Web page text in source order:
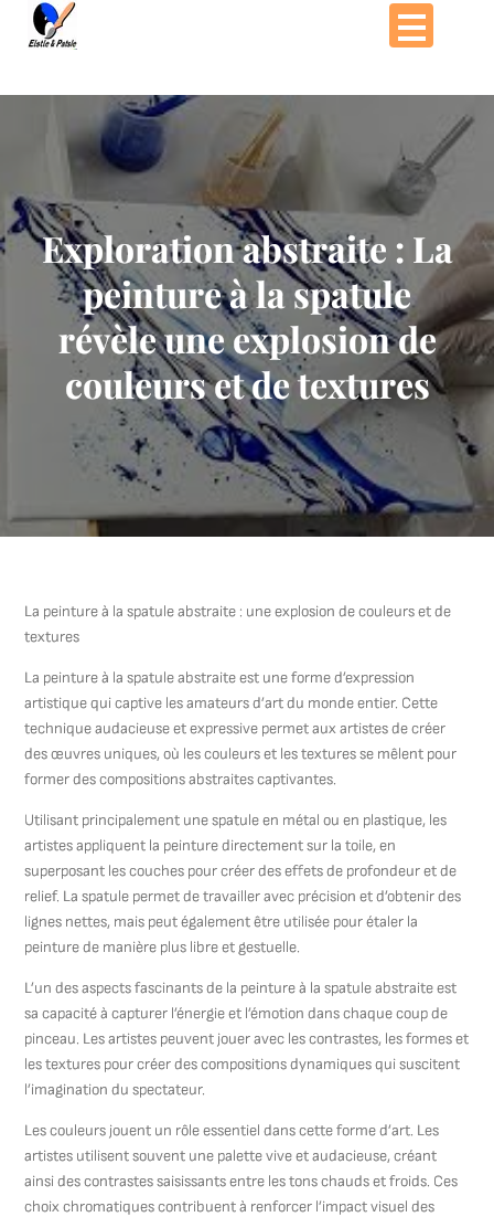
Passer
Exploration abstraite : La
peinture à la spatule
révèle une explosion de
couleurs et de textures
La peinture à la spatule abstraite : une explosion de couleurs et de
textures
La peinture à la spatule abstraite est une forme d’expression
artistique qui captive les amateurs d’art du monde entier. Cette
technique audacieuse et expressive permet aux artistes de créer
des œuvres uniques, où les couleurs et les textures se mêlent pour
former des compositions abstraites captivantes.
Utilisant principalement une spatule en métal ou en plastique, les
artistes appliquent la peinture directement sur la toile, en
superposant les couches pour créer des effets de profondeur et de
relief. La spatule permet de travailler avec précision et d’obtenir des
lignes nettes, mais peut également être utilisée pour étaler la
peinture de manière plus libre et gestuelle.
L’un des aspects fascinants de la peinture à la spatule abstraite est
sa capacité à capturer l’énergie et l’émotion dans chaque coup de
pinceau. Les artistes peuvent jouer avec les contrastes, les formes et
les textures pour créer des compositions dynamiques qui suscitent
l’imagination du spectateur.
Les couleurs jouent un rôle essentiel dans cette forme d’art. Les
artistes utilisent souvent une palette vive et audacieuse, créant
ainsi des contrastes saisissants entre les tons chauds et froids. Ces
choix chromatiques contribuent à renforcer l’impact visuel des